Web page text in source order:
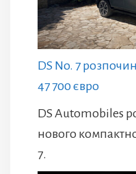
DS No. 7
47 700 євро
DS Automobiles
нового
7.